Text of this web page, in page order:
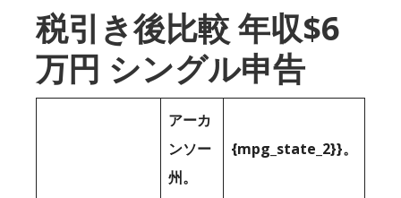
税引き後比較 年収$6
万円 シングル申告
アーカ
ンソー
州。
{mpg_state_2}}。